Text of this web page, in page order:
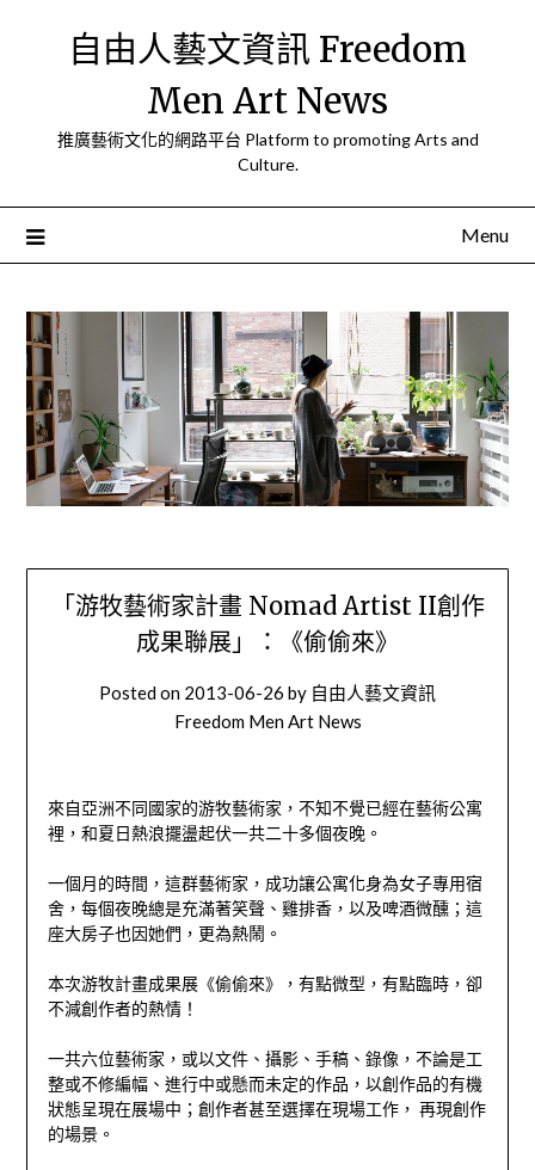
自由人藝文資訊 Freedom
Men Art News
推廣藝術文化的網路平台 Platform to promoting Arts and
Culture.
Menu
「游牧藝術家計畫 Nomad Artist II創作
成果聯展」：《偷偷來》
Posted on 2013-06-26 by 自由人藝文資訊
Freedom Men Art News
來自亞洲不同國家的游牧藝術家，不知不覺已經在藝術公寓
裡，和夏日熱浪擺盪起伏一共二十多個夜晚。
一個月的時間，這群藝術家，成功讓公寓化身為女子專用宿
舍，每個夜晚總是充滿著笑聲、雞排香，以及啤酒微醺；這
座大房子也因她們，更為熱鬧。
本次游牧計畫成果展《偷偷來》，有點微型，有點臨時，卻
不減創作者的熱情！
一共六位藝術家，或以文件、攝影、手稿、錄像，不論是工
整或不修編幅、進行中或懸而未定的作品，以創作品的有機
狀態呈現在展場中；創作者甚至選擇在現場工作， 再現創作
的場景。